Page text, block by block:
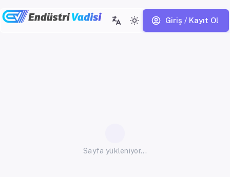
Giriş / Kayıt Ol
Sayfa yükleniyor...